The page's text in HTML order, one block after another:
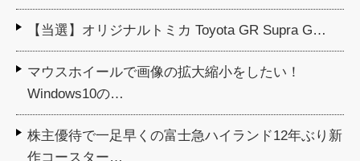
【当選】オリジナルトミカ Toyota GR Supra G…
マウスホイールで画像の拡大縮小をしたい！
Windows10の…
株主優待で一足早くの富士急ハイランド12年ぶり新
作コースター…